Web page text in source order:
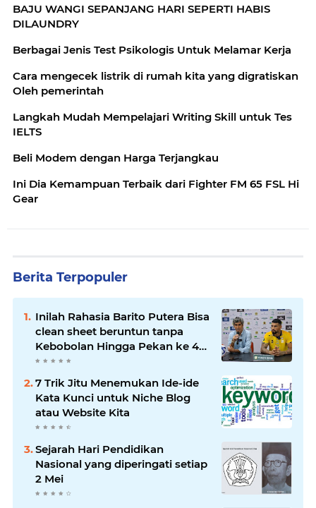
BAJU WANGI SEPANJANG HARI SEPERTI HABIS
DILAUNDRY
Berbagai Jenis Test Psikologis Untuk Melamar Kerja
Cara mengecek listrik di rumah kita yang digratiskan
Oleh pemerintah
Langkah Mudah Mempelajari Writing Skill untuk Tes
IELTS
Beli Modem dengan Harga Terjangkau
Ini Dia Kemampuan Terbaik dari Fighter FM 65 FSL Hi
Gear
Berita Terpopuler
Inilah Rahasia Barito Putera Bisa
clean sheet beruntun tanpa
Kebobolan Hingga Pekan ke 4
Liga 2
7 Trik Jitu Menemukan Ide-ide
Kata Kunci untuk Niche Blog
atau Website Kita
Sejarah Hari Pendidikan
Nasional yang diperingati setiap
2 Mei